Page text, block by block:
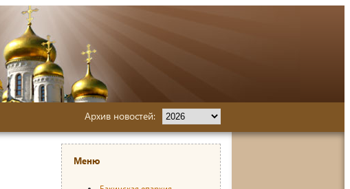
Архив новостей:
Меню